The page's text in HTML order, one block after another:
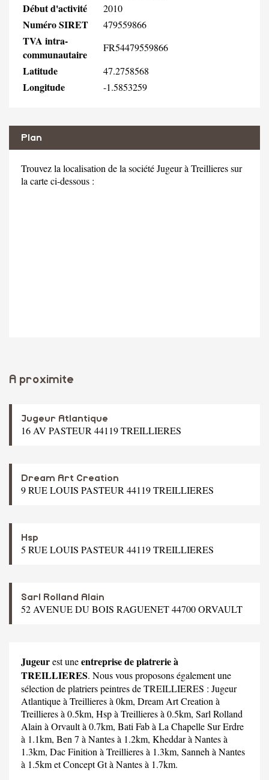
Début d'activité 2010
Numéro SIRET 479559866
TVA intra-
communautaire
FR54479559866
Latitude 47.2758568
Longitude -1.5853259
Plan
Trouvez la localisation de la société Jugeur à Treillieres sur
la carte ci-dessous :
A proximite
Jugeur Atlantique
16 AV PASTEUR 44119 TREILLIERES
Dream Art Creation
9 RUE LOUIS PASTEUR 44119 TREILLIERES
Hsp
5 RUE LOUIS PASTEUR 44119 TREILLIERES
Sarl Rolland Alain
52 AVENUE DU BOIS RAGUENET 44700 ORVAULT
Jugeurest uneentreprise de platrerie à
TREILLIERES. Nous vous proposons également une
sélection de platriers peintres de TREILLIERES : Jugeur
Atlantiqueà Treillieres à 0km, Dream Art Creation à
Treillieres à 0.5km, Hspà Treillieres à 0.5km, Sarl Rolland
Alain à Orvault à 0.7km, Bati Fabà La Chapelle Sur Erdre
à 1.1km, Ben 7 à Nantes à 1.2km, Kheddarà Nantes à
1.3km, Dac Finition à Treillieres à 1.3km, Sanneh à Nantes
à 1.5km etConcept Gtà Nantes à 1.7km.